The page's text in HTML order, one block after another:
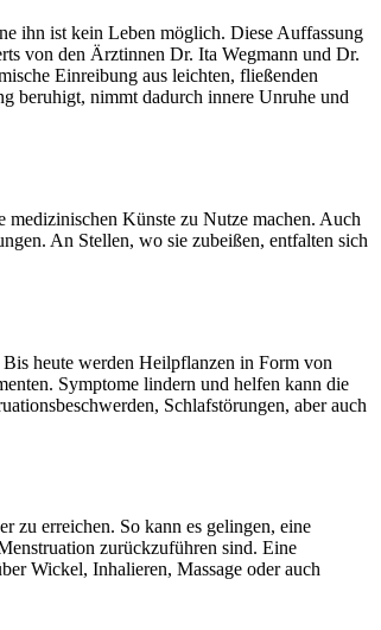
ihn ist kein Leben möglich. Diese Auffassung
von den Ärztinnen Dr. Ita Wegmann und Dr.
Einreibung aus leichten, fließenden
beruhigt, nimmt dadurch innere Unruhe und
medizinischen Künste zu Nutze machen. Auch
An Stellen, wo sie zubeißen, entfalten sich
heute werden Heilpflanzen in Form von
Symptome lindern und helfen kann die
Schlafstörungen, aber auch
zu erreichen. So kann es gelingen, eine
zurückzuführen sind. Eine
Wickel, Inhalieren, Massage oder auch